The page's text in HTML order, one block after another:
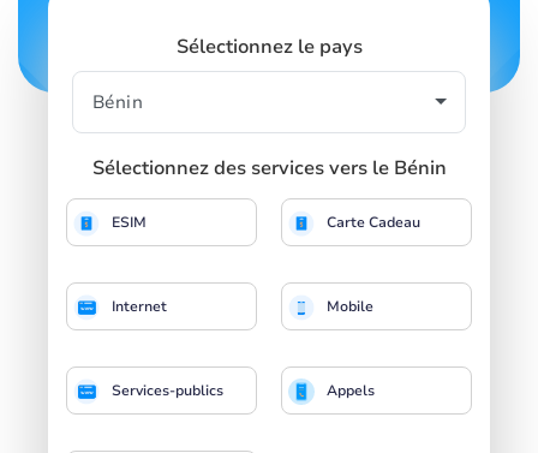
Sélectionnez le pays
Sélectionnez des services vers le Bénin
ESIM Carte Cadeau
Internet Mobile
Services-publics Appels